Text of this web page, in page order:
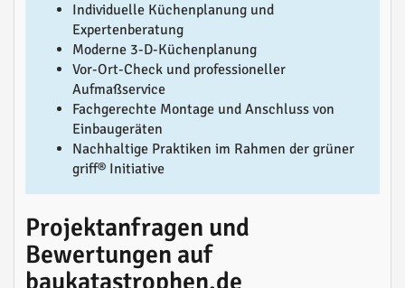
Individuelle Küchenplanung und
Expertenberatung
Moderne 3-D-Küchenplanung
Vor-Ort-Check und professioneller
Aufmaßservice
Fachgerechte Montage und Anschluss von
Einbaugeräten
Nachhaltige Praktiken im Rahmen der grüner
griff® Initiative
Projektanfragen und
Bewertungen auf